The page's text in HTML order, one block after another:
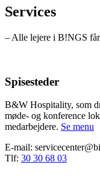
Services
– Alle lejere i B!NGS
Spisesteder
B&W Hospitality, som
møde- og konference
medarbejdere. Se menu
E-mail:
Tlf: 30 30 68 03